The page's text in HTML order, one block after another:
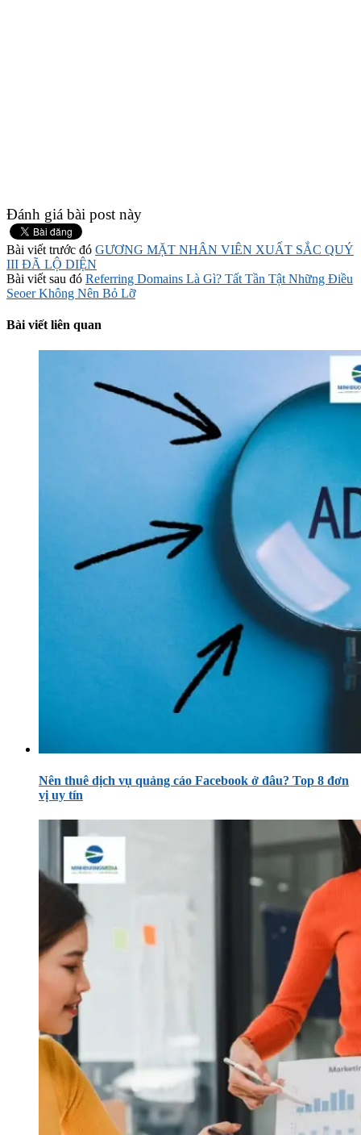
Đánh giá bài post này
Bài viết trước đó GƯƠNG MẶT NHÂN VIÊN XUẤT SẮC QUÝ
III ĐÃ LỘ DIỆN
Bài viết sau đó Referring Domains Là Gì? Tất Tần Tật Những Điều
Seoer Không Nên Bỏ Lỡ
Bài viết liên quan
Nên thuê dịch vụ quảng cáo Facebook ở đâu? Top 8 đơn
vị uy tín